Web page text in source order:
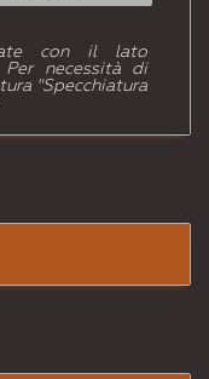
con il lato
necessità di
"Specchiatura